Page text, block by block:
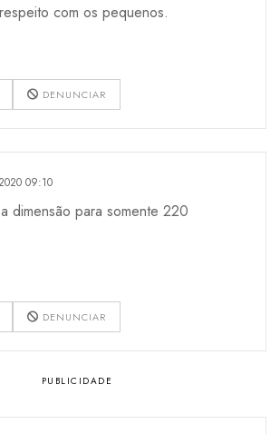
com os pequenos.
DENUNCIAR
09:10
dimensão para somente 220
DENUNCIAR